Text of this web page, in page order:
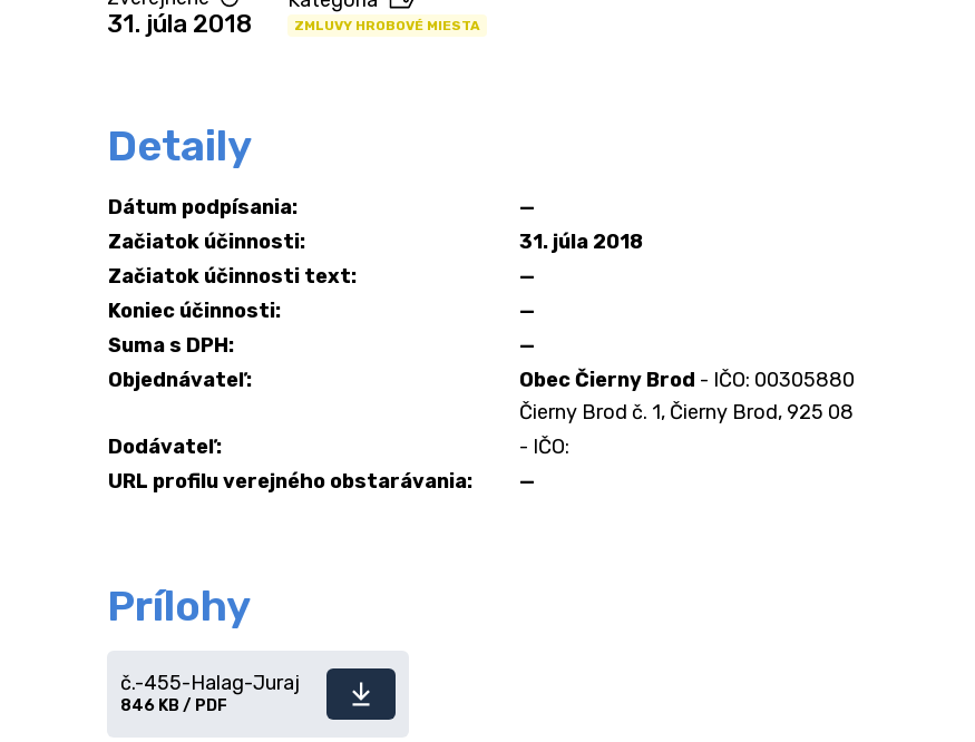
31. júla 2018 ZMLUVY HROBOVÉ MIESTA
Detaily
Dátum podpísania:
—
Začiatok účinnosti:
31. júla 2018
Začiatok účinnosti text:
—
Koniec účinnosti:
—
Suma s DPH:
—
Objednávateľ:
Obec Čierny Brod - IČO: 00305880
Čierny Brod č. 1, Čierny Brod, 925 08
Dodávateľ:
- IČO:
URL profilu verejného obstarávania:
—
Prílohy
Stiahnuť
č.-455-Halag-Juraj
846 KB / PDF